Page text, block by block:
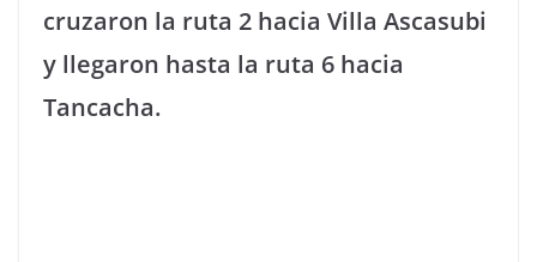
cruzaron la ruta 2 hacia Villa Ascasubi
y llegaron hasta la ruta 6 hacia
Tancacha.